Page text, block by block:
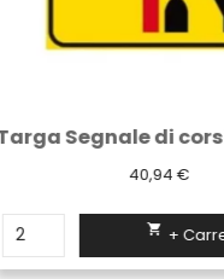
Targa Segnale di corsie chiuse Rettangolo...